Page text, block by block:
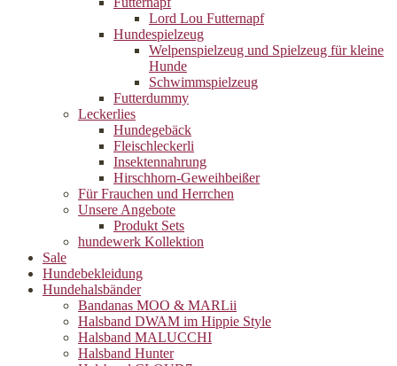
Lord Lou Futternapf
Hundespielzeug
Welpenspielzeug und Spielzeug für kleine
Hunde
Schwimmspielzeug
Futterdummy
Leckerlies
Hundegebäck
Fleischleckerli
Insektennahrung
Hirschhorn-Geweihbeißer
Für Frauchen und Herrchen
Unsere Angebote
Produkt Sets
hundewerk Kollektion
Sale
Hundebekleidung
Hundehalsbänder
Bandanas MOO & MARLii
Halsband DWAM im Hippie Style
Halsband MALUCCHI
Halsband Hunter